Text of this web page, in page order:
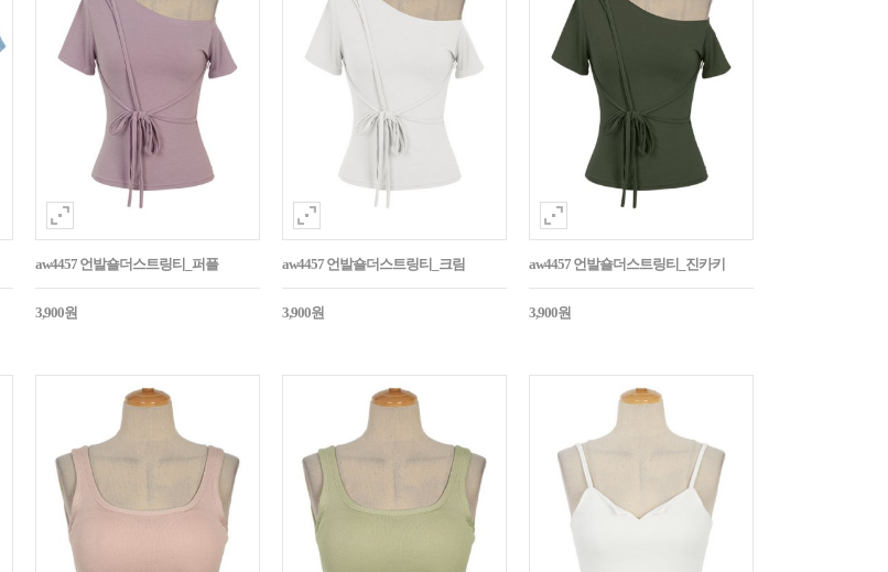
aw4457 언발숄더스트링티_퍼플
3,900원
aw4457 언발숄더스트링티_크림
3,900원
aw4457 언발숄더스트링티_진카키
3,900원